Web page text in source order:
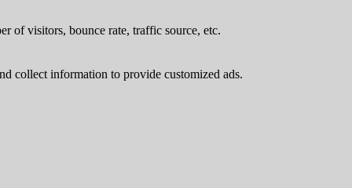
of visitors, bounce rate, traffic source, etc.
collect information to provide customized ads.